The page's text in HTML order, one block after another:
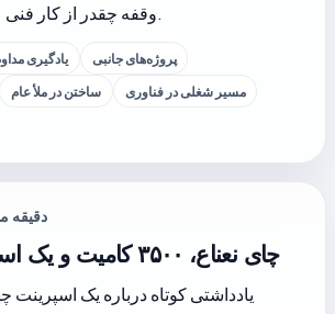
وقفه چقدر از کار فنی عمیق لذت می‌برم.
یادگیری
پروژه‌های جانبی
ساختن در ملأ عام
مسیر شغلی در فناوری
دقیقه
چای نعناع، ۳۵۰۰ کامیت و یک استراحت واقعی
یادداشتی کوتاه درباره یک اسپرینت